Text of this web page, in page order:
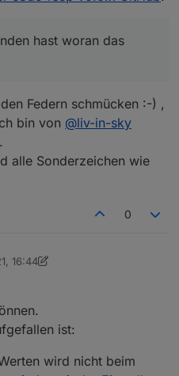
hast woran das
Federn schmücken :-) ,
bin von @liv-in-sky
alle Sonderzeichen wie
0
16:44
ist:
wird nicht beim